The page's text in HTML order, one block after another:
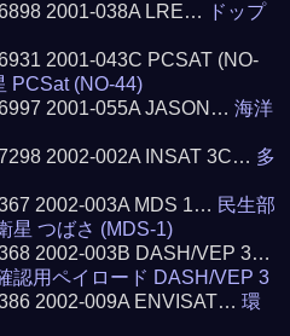
2001-038A LRE…
ドップ
2001-043C PCSAT (NO-
PCSat (NO-44)
2001-055A JASON…海洋
2002-002A INSAT 3C… 多
2002-003A MDS 1… 民生部
星 つばさ (MDS-1)
2002-003B DASH/VEP 3…
認用ペイロード DASH/VEP 3
2002-009A ENVISAT…環